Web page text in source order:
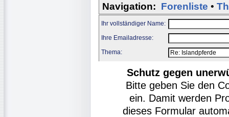
Navigation: Forenliste •
Ihr vollständiger Name:
Ihre Emailadresse:
Thema:
Schutz gegen
Bitte geben Sie den
ein. Damit werden
dieses Formular